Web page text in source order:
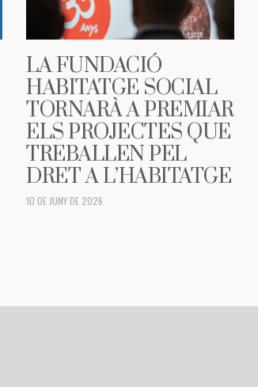
LA FUNDACIÓ
HABITATGE SOCIAL
TORNARÀ A PREMIAR
ELS PROJECTES QUE
TREBALLEN PEL
DRET A L’HABITATGE
10 DE JUNY DE 2026